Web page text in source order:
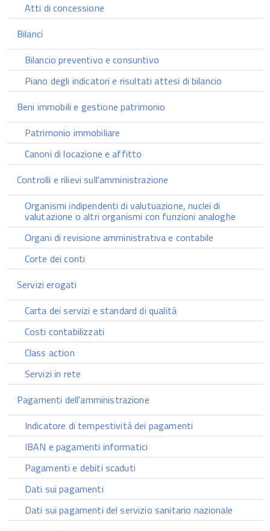
Atti di concessione
Bilanci
Bilancio preventivo e consuntivo
Piano degli indicatori e risultati attesi di bilancio
Beni immobili e gestione patrimonio
Patrimonio immobiliare
Canoni di locazione e affitto
Controlli e rilievi sull'amministrazione
Organismi indipendenti di valutuazione, nuclei di
valutazione o altri organismi con funzioni analoghe
Organi di revisione amministrativa e contabile
Corte dei conti
Servizi erogati
Carta dei servizi e standard di qualità
Costi contabilizzati
Class action
Servizi in rete
Pagamenti dell'amministrazione
Indicatore di tempestività dei pagamenti
IBAN e pagamenti informatici
Pagamenti e debiti scaduti
Dati sui pagamenti
Dati sui pagamenti del servizio sanitario nazionale